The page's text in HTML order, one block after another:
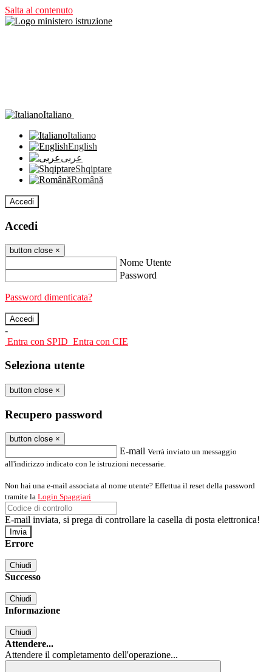
Salta al contenuto
Italiano
Italiano
English
عربى
Shqiptare
Română
Accedi
Accedi
button close ×
Nome Utente
Password
Password dimenticata?
-
Entra con SPID Entra con CIE
Seleziona utente
button close ×
Recupero password
button close ×
E-mail Verrà inviato un messaggio
all'indirizzo indicato con le istruzioni necessarie.
Non hai una e-mail associata al nome utente? Effettua il reset della password
tramite la Login Spaggiari
E-mail inviata, si prega di controllare la casella di posta elettronica!
Errore
Chiudi
Successo
Chiudi
Informazione
Chiudi
Attendere...
Attendere il completamento dell'operazione...